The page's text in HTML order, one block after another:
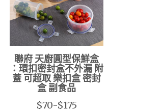
聯府 天廚圓型保鮮盒
：環扣密封盒不外漏 附
蓋 可超取 樂扣盒 密封
盒 副食品
$70-$175